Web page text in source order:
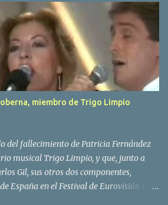
Nacido en Tolosa en 1951, durante su
carrera de empresariales conoció al
Villar, comenzando a actuar
y Villar al piano, sin atreverse a dar el
Sin embargo esto cambió gracias a la
tras su abandono de Trigo Limpio,
Hispavox el encargo de crear
al duo de amigos y a la ex modelo
surgió en el año 1982 el grupo
miembro de Trigo Limpio
del fallecimiento de Patricia Fernández
musical Trigo Limpio, y que, junto a
Gil, sus otros dos componentes,
España en el Festival de Eurovisión 1980